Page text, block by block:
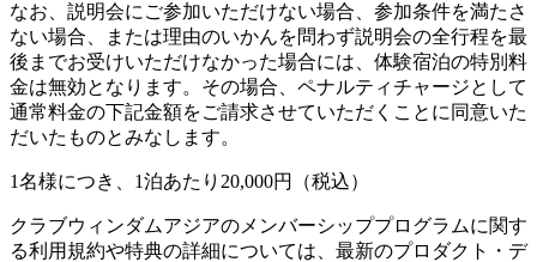
なお、説明会にご参加いただけない場合、参加条件を満たさ
ない場合、または理由のいかんを問わず説明会の全行程を最
後までお受けいただけなかった場合には、体験宿泊の特別料
金は無効となります。その場合、ペナルティチャージとして
通常料金の下記金額をご請求させていただくことに同意いた
だいたものとみなします。
1名様につき、1泊あたり20,000円（税込）
クラブウィンダムアジアのメンバーシッププログラムに関す
る利用規約や特典の詳細については、最新のプロダクト・デ